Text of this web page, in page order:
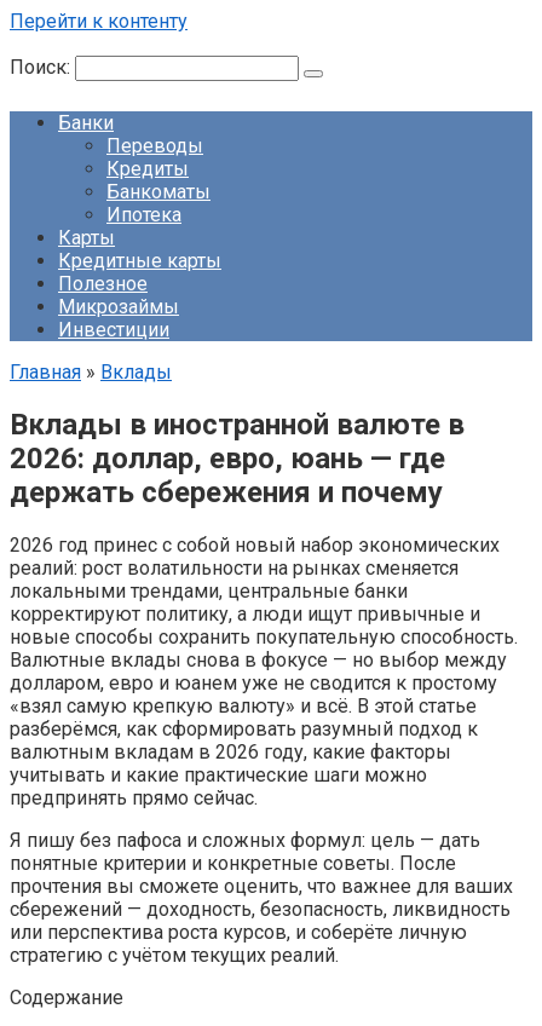
Перейти к контенту
Поиск:
Банки
Переводы
Кредиты
Банкоматы
Ипотека
Карты
Кредитные карты
Полезное
Микрозаймы
Инвестиции
Главная » Вклады
Вклады в иностранной валюте в
2026: доллар, евро, юань — где
держать сбережения и почему
2026 год принес с собой новый набор экономических
реалий: рост волатильности на рынках сменяется
локальными трендами, центральные банки
корректируют политику, а люди ищут привычные и
новые способы сохранить покупательную способность.
Валютные вклады снова в фокусе — но выбор между
долларом, евро и юанем уже не сводится к простому
«взял самую крепкую валюту» и всё. В этой статье
разберёмся, как сформировать разумный подход к
валютным вкладам в 2026 году, какие факторы
учитывать и какие практические шаги можно
предпринять прямо сейчас.
Я пишу без пафоса и сложных формул: цель — дать
понятные критерии и конкретные советы. После
прочтения вы сможете оценить, что важнее для ваших
сбережений — доходность, безопасность, ликвидность
или перспектива роста курсов, и соберёте личную
стратегию с учётом текущих реалий.
Содержание